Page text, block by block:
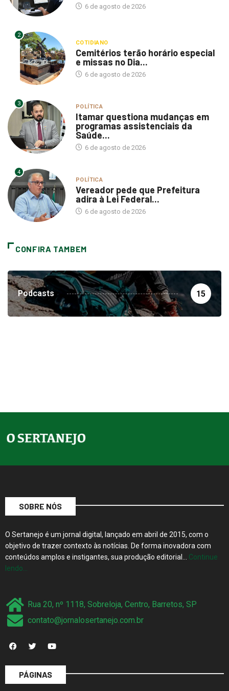
6 de agosto de 2026
2
COTIDIANO
Cemitérios terão horário especial
e missas no Dia...
6 de agosto de 2026
3 POLÍTICA
Itamar questiona mudanças em
programas assistenciais da
Saúde...
6 de agosto de 2026
4
POLÍTICA
Vereador pede que Prefeitura
adira à Lei Federal...
6 de agosto de 2026
CONFIRA TAMBEM
Podcasts 15
SOBRE NÓS
O Sertanejo é um jornal digital, lançado em abril de 2015, com o
objetivo de trazer contexto às notícias. De forma inovadora com
conteúdos amplos e instigantes, sua produção editorial… Continue
lendo…
Rua 20, nº 1118, Sobreloja, Centro, Barretos, SP
contato@jornalosertanejo.com.br
PÁGINAS